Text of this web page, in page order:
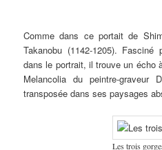
Comme dans ce portait de
Takanobu (1142-1205).
dans le portrait, il trouve un écho
Melancolia du peintre-graveur
transposée dans ses paysages
Les trois